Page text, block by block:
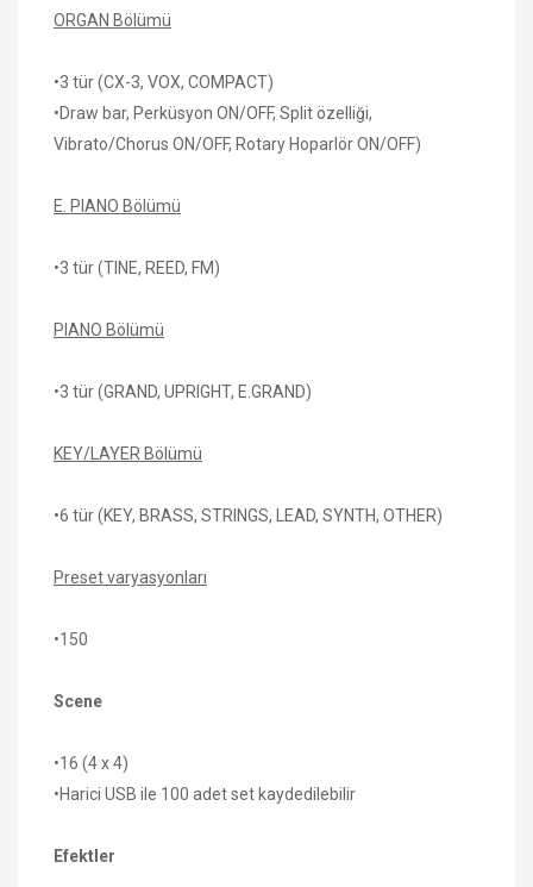
ORGAN Bölümü
•3 tür (CX-3, VOX, COMPACT)
•Draw bar, Perküsyon ON/OFF, Split özelliği,
Vibrato/Chorus ON/OFF, Rotary Hoparlör ON/OFF)
E. PIANO Bölümü
•3 tür (TINE, REED, FM)
PIANO Bölümü
•3 tür (GRAND, UPRIGHT, E.GRAND)
KEY/LAYER Bölümü
•6 tür (KEY, BRASS, STRINGS, LEAD, SYNTH, OTHER)
Preset varyasyonları
•150
Scene
•16 (4 x 4)
•Harici USB ile 100 adet set kaydedilebilir
Efektler